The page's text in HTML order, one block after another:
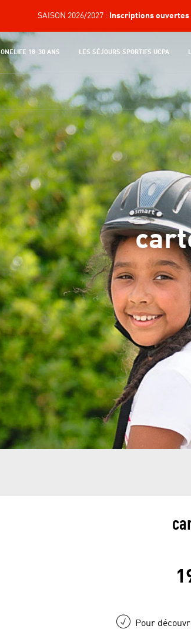
SAISON 2026/2027 : Inscriptions
ONELIFE 18-30 ANS LES SÉJOURS SPORTIFS UCPA
Pour